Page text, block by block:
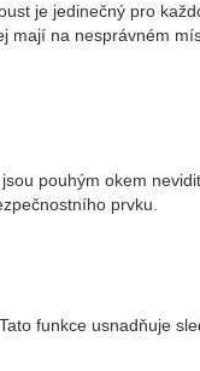
je jedinečný pro
na nesprávném
pouhým okem
prvku.
funkce usnadňuje